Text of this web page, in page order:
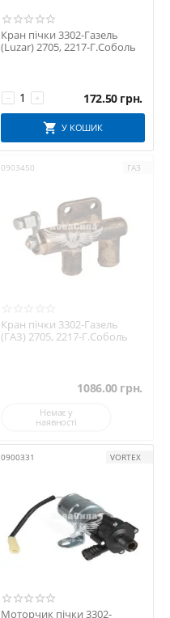
Кран пічки 3302-Газель
(Luzar) 2705, 2217-Г.Соболь
+
− 172.50 грн.
У КОШИК
0903450 ГАЗ
Кран пічки 3302-Газель
(ГАЗ) 2705, 2217-Г.Соболь
1086.00 грн.
Немає у
наявності
0900331 VORTEX
Моторчик пічки 3302-